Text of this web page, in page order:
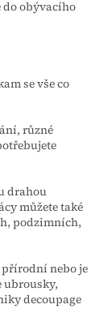
do obývacího
se vše co
různé
drahou
můžete také
podzimních,
nebo je
decoupage